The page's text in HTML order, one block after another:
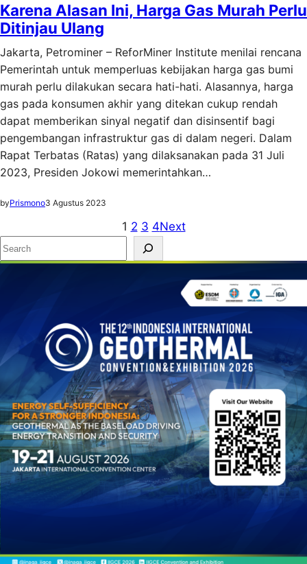
Karena Alasan Ini, Harga Gas Murah Perlu
Ditinjau Ulang
Jakarta, Petrominer – ReforMiner Institute menilai rencana
Pemerintah untuk memperluas kebijakan harga gas bumi
murah perlu dilakukan secara hati-hati. Alasannya, harga
gas pada konsumen akhir yang ditekan cukup rendah
dapat memberikan sinyal negatif dan disinsentif bagi
pengembangan infrastruktur gas di dalam negeri. Dalam
Rapat Terbatas (Ratas) yang dilaksanakan pada 31 Juli
2023, Presiden Jokowi memerintahkan…
byPrismono3 Agustus 2023
1 2 3 4Next
S
e